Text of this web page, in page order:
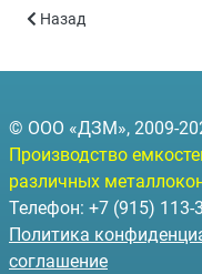
Предыдущий: Отгрузка
Назад
© ООО «ДЗМ», 2009-
Производство
различных
Телефон: +7 (915) 113-
Политика
соглашение